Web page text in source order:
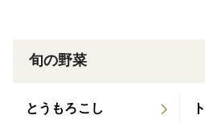
芋におすすめ”の人気サイズです
しにくいと好評。
旬の野菜
とうもろこし